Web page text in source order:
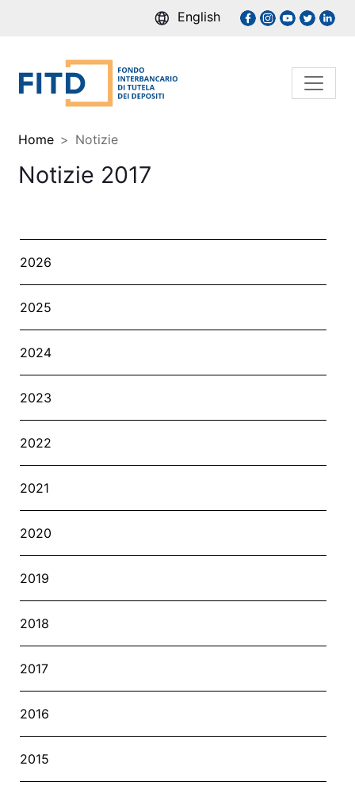
English
Home Notizie
Notizie 2017
2026
2025
2024
2023
2022
2021
2020
2019
2018
2017
2016
2015